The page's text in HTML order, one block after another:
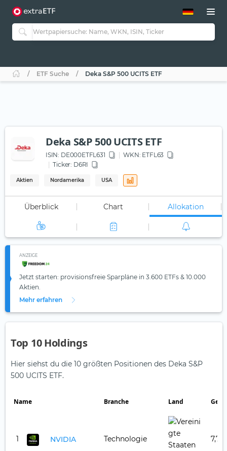
ETF-Guide 2.0
Guide Aktive ETFs
ETF-Sparpläne
ETF Suche Deka S&P 500 UCITS ETF
Deka S&P 500 UCITS ETF
ISIN: DE000ETFL631 WKN: ETFL63
Ticker: D6RI
Aktien Nordamerika USA
Überblick Chart Allokation
ANZEIGE
Jetzt starten: provisionsfreie Sparpläne in 3.600 ETFs & 10.000
Aktien.
Mehr erfahren
Top 10 Holdings
Hier siehst du die 10 größten Positionen des Deka S&P
500 UCITS ETF.
Name Branche Land
1 NVIDIA Technologie 7,72